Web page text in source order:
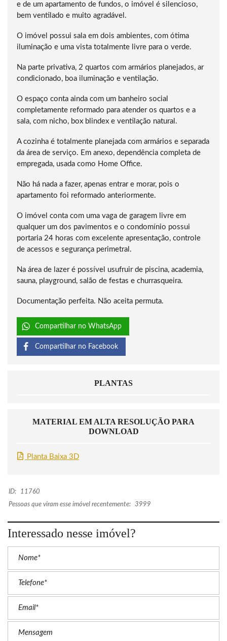
e de um apartamento de fundos, o imóvel é silencioso,
bem ventilado e muito agradável.
O imóvel possui sala em dois ambientes, com ótima
iluminação e uma vista totalmente livre para o verde.
Na parte privativa, 2 quartos com armários planejados, ar
condicionado, boa iluminação e ventilação.
O espaço conta ainda com um banheiro social
completamente reformado para atender os quartos e a
sala, com nicho, box blindex e ventilação natural.
A cozinha é totalmente planejada com armários e separada
da área de serviço. Em anexo, dependência completa de
empregada, usada como Home Office.
Não há nada a fazer, apenas entrar e morar, pois o
apartamento foi reformado anteriormente.
O imóvel conta com uma vaga de garagem livre em
qualquer um dos pavimentos e o condomínio possui
portaria 24 horas com excelente apresentação, controle
de acessos e segurança perimetral.
Na área de lazer é possível usufruir de piscina, academia,
sauna, playground, salão de festas e churrasqueira.
Documentação perfeita. Não aceita permuta.
Compartilhar no WhatsApp
Compartilhar no Facebook
PLANTAS
MATERIAL EM ALTA RESOLUÇÃO PARA
DOWNLOAD
Planta Baixa 3D
ID:
11760
Pessoas que viram esse imóvel recentemente:
3999
Interessado nesse imóvel?